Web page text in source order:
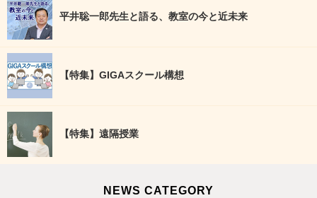
平井聡一郎先生と語る、教室の今と近未来
【特集】GIGAスクール構想
【特集】遠隔授業
NEWS CATEGORY